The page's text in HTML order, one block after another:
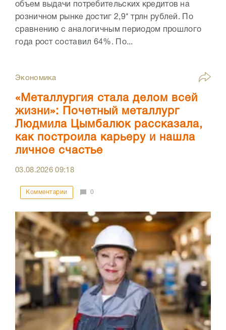
объем выдачи потребительских кредитов на
розничном рынке достиг 2,9* трлн рублей. По
сравнению с аналогичным периодом прошлого
года рост составил 64%. По...
Экономика
«Металлургия стала делом всей
жизни»: Почетный металлург
Людмила Цымбалюк рассказала,
как построила карьеру и нашла
личное счастье
03.08.202609:18
Комментарии 0